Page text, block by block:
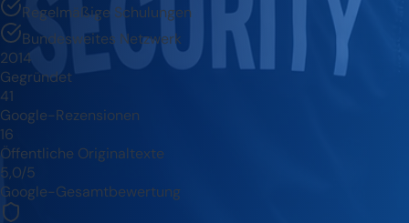
Regelmäßige Schulungen
Bundesweites Netzwerk
2014
Gegründet
41
Google-Rezensionen
16
Öffentliche Originaltexte
5,0/5
Google-Gesamtbewertung